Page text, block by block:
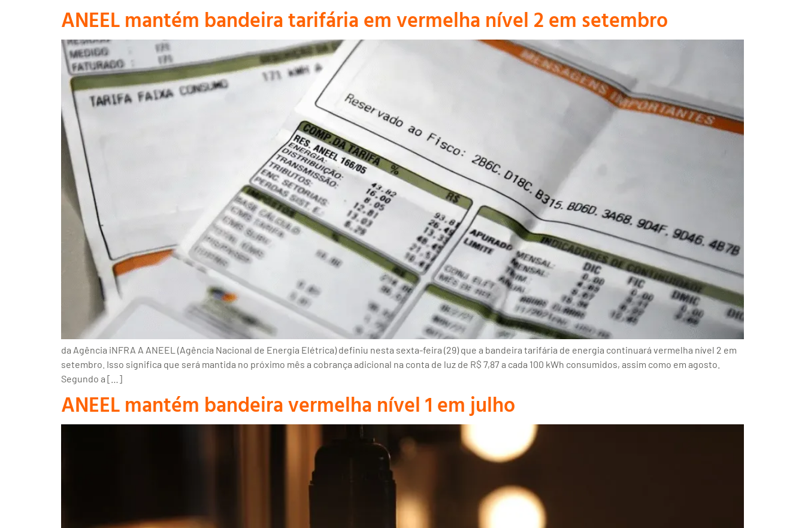
ANEEL mantém bandeira tarifária em vermelha nível 2 em setembro
da Agência iNFRA A ANEEL (Agência Nacional de Energia Elétrica) definiu nesta sexta-feira (29) que a bandeira tarifária de energia continuará vermelha nível 2 em
setembro. Isso significa que será mantida no próximo mês a cobrança adicional na conta de luz de R$ 7,87 a cada 100 kWh consumidos, assim como em agosto.
Segundo a […]
ANEEL mantém bandeira vermelha nível 1 em julho